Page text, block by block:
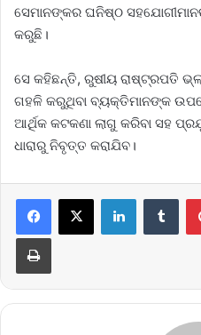
ସେମାନଙ୍କର ଘନିଷ୍ଠ
କରୁଛି।
ସେ କହିଛନ୍ତି, ରୁଷୀୟ ରାଷ୍ଟ୍ରପତି
ଗହଳି କରୁଥିବା ବ୍ୟକ୍ତିମାନଙ୍କ
ଆର୍ଥିକ କଟକଣା ଲାଗୁ କରିବା ସହ
ଧାରାରୁ ନିବୃତ୍ତ କରାଯିବ।